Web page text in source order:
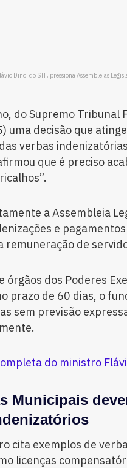
Dino, do STF, pressiona Assembleias
do Supremo Tribunal
uma decisão que
verbas
que é preciso
a Assembleia
e
remuneração de
órgãos dos Poderes
prazo de 60 dias, o
sem previsão
do ministro
Municipais
cita exemplos de
licenças